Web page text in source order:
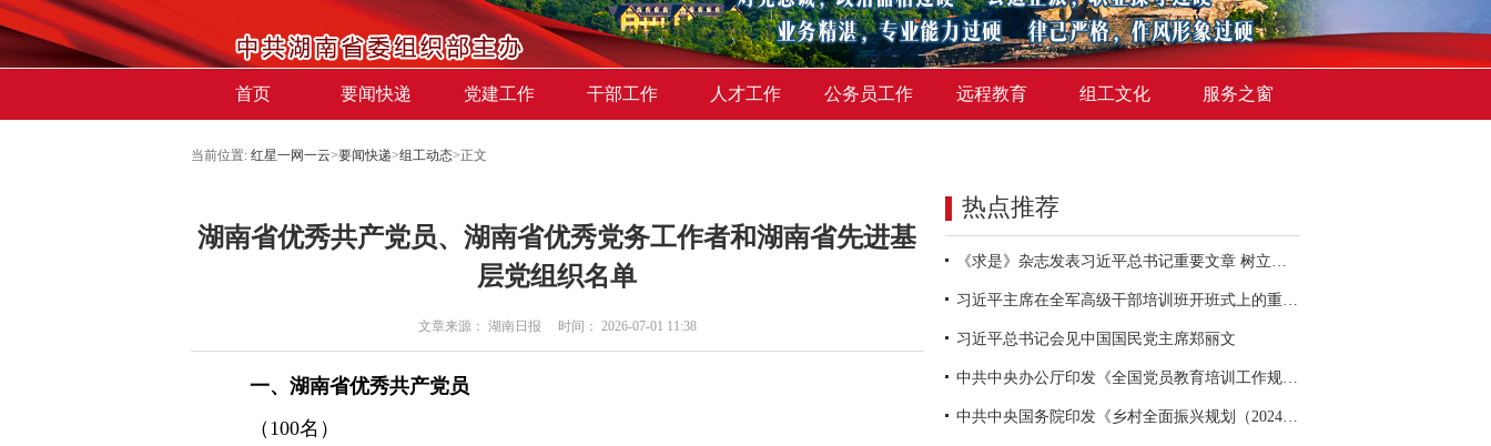
首页 要闻快递 党建工作 干部工作 人才工作 公务员工作 远程教育 组工文化 服务之窗
当前位置: 红星一网一云>要闻快递>组工动态>正文
湖南省优秀共产党员、湖南省优秀党务工作者和湖南省先进基
层党组织名单
文章来源： 湖南日报 时间： 2026-07-01 11:38
一、湖南省优秀共产党员
（100名）
热点推荐
《求是》杂志发表习近平总书记重要文章 树立和践行正确政绩观
习近平主席在全军高级干部培训班开班式上的重要讲话引领全军开展思想整风、深化政治整训
习近平总书记会见中国国民党主席郑丽文
中共中央办公厅印发《全国党员教育培训工作规划（2024－2028年）》
中共中央国务院印发《乡村全面振兴规划（2024—2027年）》